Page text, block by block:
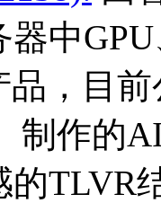
中
，目
制作的
TLVR